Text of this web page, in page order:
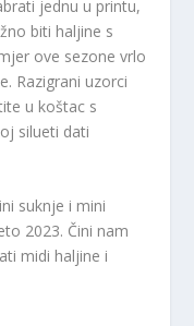
jednu u printu,
biti haljine s
ove sezone vrlo
Razigrani uzorci
u koštac s
silueti dati
suknje i mini
2023. Čini nam
midi haljine i